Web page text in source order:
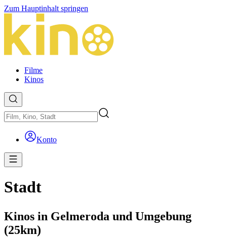
Zum Hauptinhalt springen
Filme
Kinos
Konto
Stadt
Kinos in Gelmeroda und Umgebung
(25km)